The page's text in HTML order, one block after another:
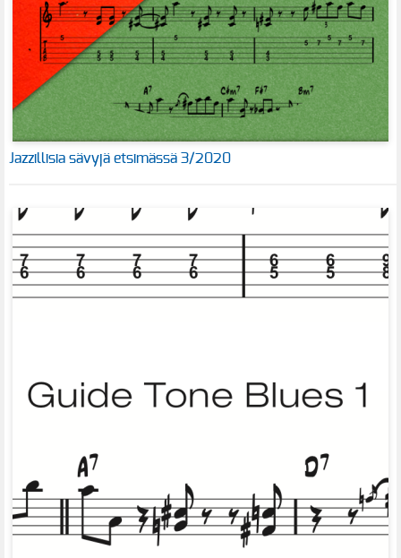
Jazzillisia sävyjä etsimässä 3/2020